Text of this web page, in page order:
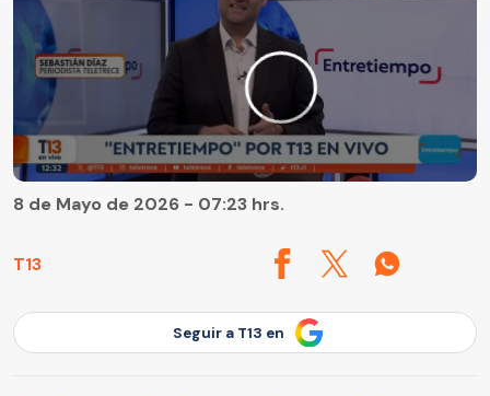
T13
8 de Mayo de 2026 - 07:23 hrs.
Seguir a T13 en